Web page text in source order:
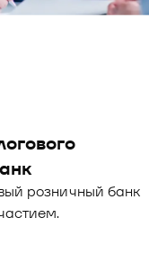
розничный банк